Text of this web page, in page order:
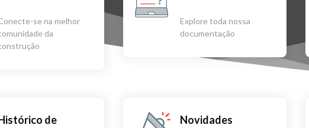
se na melhor
da
Explore toda nossa
documentação
de
Novidades